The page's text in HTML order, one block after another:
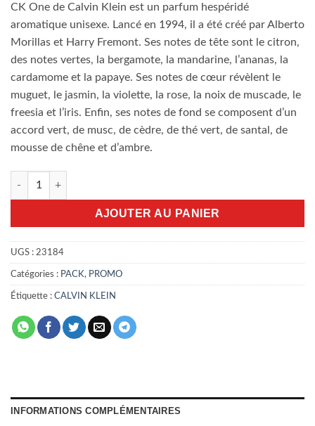
CK One de Calvin Klein est un parfum hespéridé
aromatique unisexe. Lancé en 1994, il a été créé par Alberto
Morillas et Harry Fremont. Ses notes de tête sont le citron,
des notes vertes, la bergamote, la mandarine, l’ananas, la
cardamome et la papaye. Ses notes de cœur révèlent le
muguet, le jasmin, la violette, la rose, la noix de muscade, le
freesia et l’iris. Enfin, ses notes de fond se composent d’un
accord vert, de musc, de cèdre, de thé vert, de santal, de
mousse de chêne et d’ambre.
quantité de Pack promo ck one EDT
AJOUTER AU PANIER
UGS : 23184
Catégories : PACK, PROMO
Étiquette : CALVIN KLEIN
INFORMATIONS COMPLÉMENTAIRES